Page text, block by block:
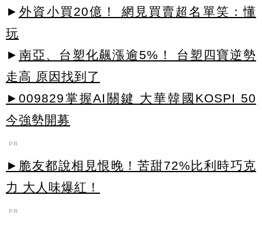
► 外資小買20億！ 網見買賣超名單笑：懂
玩
► 南亞、台塑化飆漲逾5%！ 台塑四寶逆勢
走高 原因找到了
►009829掌握AI關鍵 大華韓國KOSPI 50
今強勢開募
PR
►脆友都說相見恨晚！苦甜72%比利時巧克
力 大人味爆紅！
PR